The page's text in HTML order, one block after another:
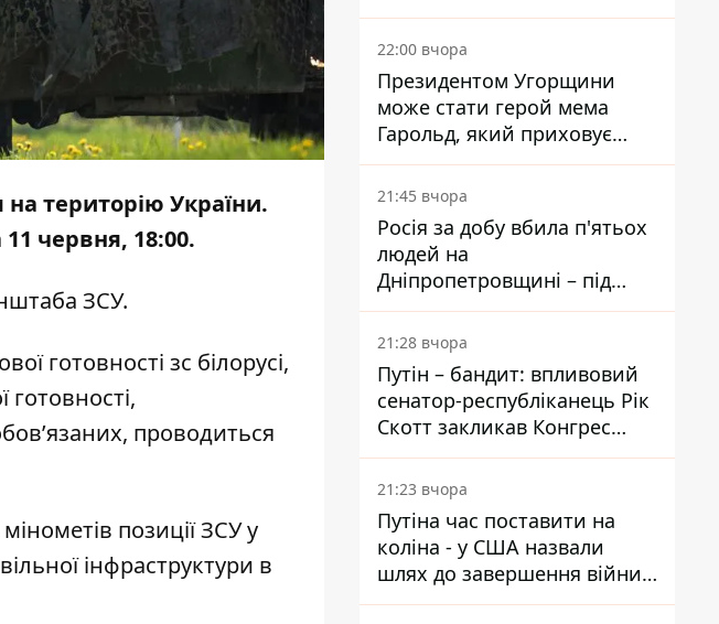
територію України.
червня, 18:00.
ЗСУ.
готовності зс білорусі,
проводиться
позиції ЗСУ у
інфраструктури в
вкладає мільйони
22:00 вчора
Президентом Угорщини
може стати герой мема
Гарольд, який приховує
біль – він очолив народне
голосування
21:45 вчора
Росія за добу вбила п'ятьох
людей на
Дніпропетровщині – під
ударами опинилися п'ять
районів області
21:28 вчора
Путін – бандит: впливовий
сенатор-республіканець Рік
Скотт закликав Конгрес
притягнути РФ до
відповідальності за війну в
Україні
21:23 вчора
Путіна час поставити на
коліна - у США назвали
шлях до завершення війни -
National Security Journal